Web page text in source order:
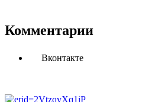
Комментарии
Вконтакте